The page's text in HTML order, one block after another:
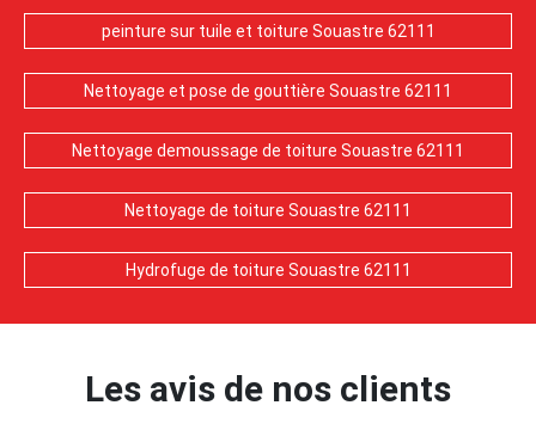
peinture sur tuile et toiture Souastre 62111
Nettoyage et pose de gouttière Souastre 62111
Nettoyage demoussage de toiture Souastre 62111
Nettoyage de toiture Souastre 62111
Hydrofuge de toiture Souastre 62111
Les avis de nos clients